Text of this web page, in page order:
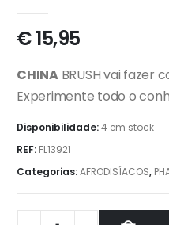
€15,95
CHINABRUSH vai fazer
Experimente todo o
Disponibilidade:4 em stock
REF: FL13921
Categorias:AFRODISÍACOS,